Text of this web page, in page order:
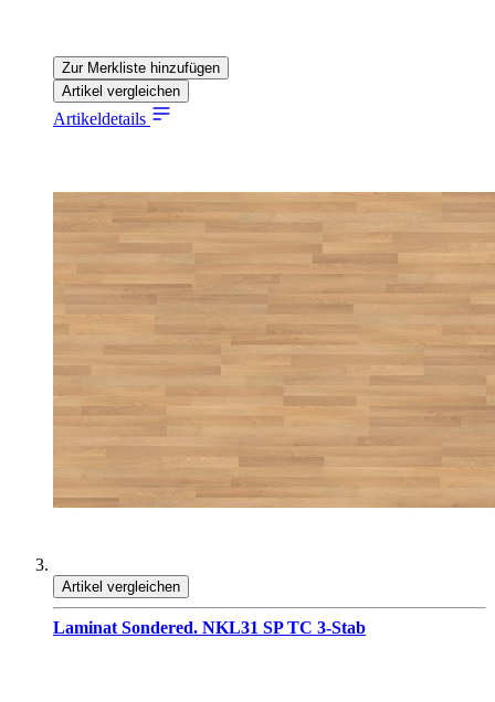
Zur Merkliste hinzufügen
Artikel vergleichen
Artikeldetails
Artikel vergleichen
Laminat Sondered. NKL31 SP TC 3-Stab